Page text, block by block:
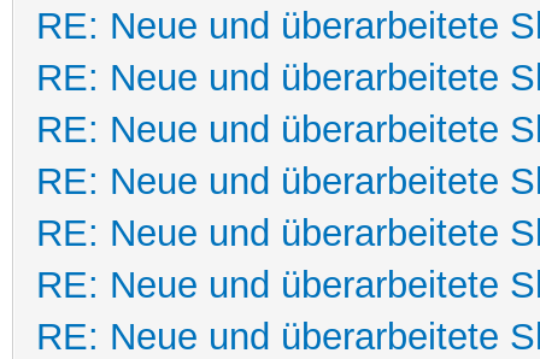
RE: Neue und überarbeitete
RE: Neue und überarbeitete
RE: Neue und überarbeitete
RE: Neue und überarbeitete
RE: Neue und überarbeitete
RE: Neue und überarbeitete
RE: Neue und überarbeitete